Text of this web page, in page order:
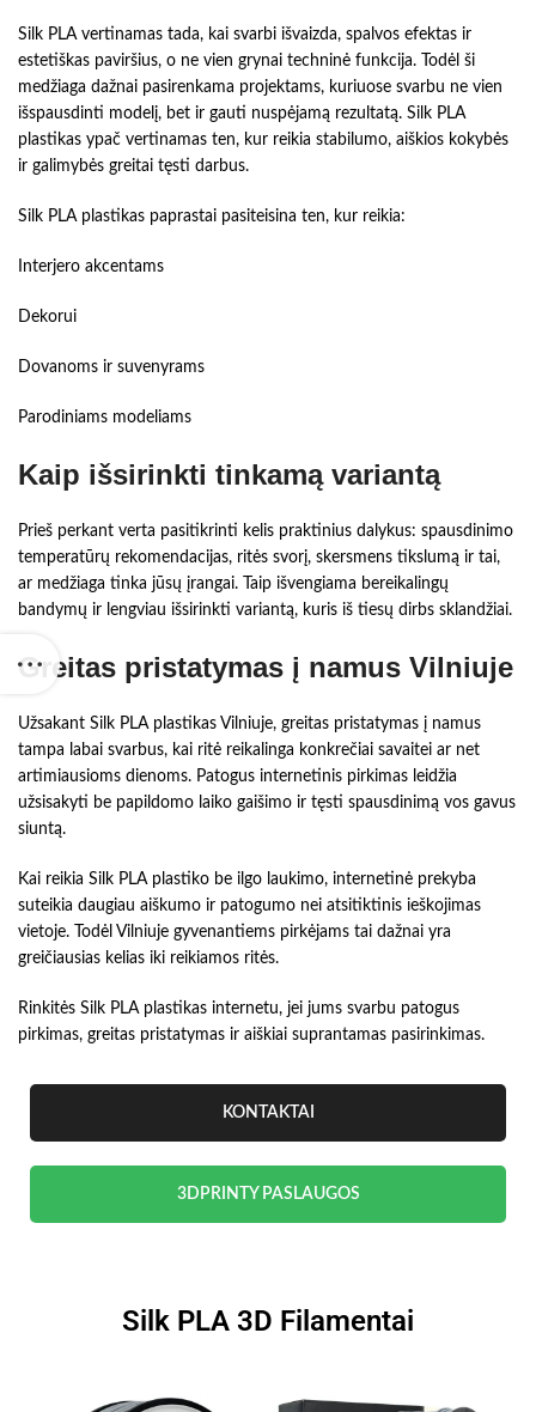
Silk PLA vertinamas tada, kai svarbi išvaizda, spalvos efektas ir
estetiškas paviršius, o ne vien grynai techninė funkcija. Todėl ši
medžiaga dažnai pasirenkama projektams, kuriuose svarbu ne vien
išspausdinti modelį, bet ir gauti nuspėjamą rezultatą. Silk PLA
plastikas ypač vertinamas ten, kur reikia stabilumo, aiškios kokybės
ir galimybės greitai tęsti darbus.
Silk PLA plastikas paprastai pasiteisina ten, kur reikia:
Interjero akcentams
Dekorui
Dovanoms ir suvenyrams
Parodiniams modeliams
Kaip išsirinkti tinkamą variantą
Prieš perkant verta pasitikrinti kelis praktinius dalykus: spausdinimo
temperatūrų rekomendacijas, ritės svorį, skersmens tikslumą ir tai,
ar medžiaga tinka jūsų įrangai. Taip išvengiama bereikalingų
bandymų ir lengviau išsirinkti variantą, kuris iš tiesų dirbs sklandžiai.
Greitas pristatymas į namus Vilniuje
Užsakant Silk PLA plastikas Vilniuje, greitas pristatymas į namus
tampa labai svarbus, kai ritė reikalinga konkrečiai savaitei ar net
artimiausioms dienoms. Patogus internetinis pirkimas leidžia
užsisakyti be papildomo laiko gaišimo ir tęsti spausdinimą vos gavus
siuntą.
Kai reikia Silk PLA plastiko be ilgo laukimo, internetinė prekyba
suteikia daugiau aiškumo ir patogumo nei atsitiktinis ieškojimas
vietoje. Todėl Vilniuje gyvenantiems pirkėjams tai dažnai yra
greičiausias kelias iki reikiamos ritės.
Rinkitės Silk PLA plastikas internetu, jei jums svarbu patogus
pirkimas, greitas pristatymas ir aiškiai suprantamas pasirinkimas.
KONTAKTAI
3DPRINTY PASLAUGOS
Silk PLA 3D Filamentai